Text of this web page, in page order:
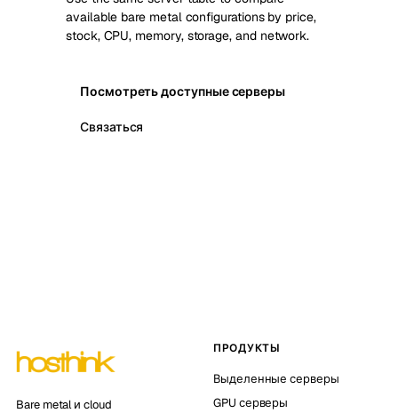
available bare metal configurations by price,
stock, CPU, memory, storage, and network.
Посмотреть доступные серверы
Связаться
Bare metal и cloud
ПРОДУКТЫ
Выделенные серверы
GPU серверы